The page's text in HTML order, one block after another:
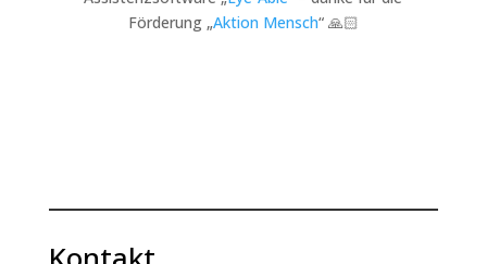
Förderung „Aktion Mensch“ 🙏🏻